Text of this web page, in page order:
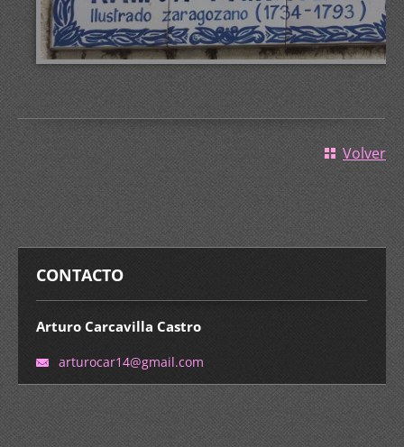
Volver
CONTACTO
Arturo Carcavilla Castro
arturocar14@gmail.com